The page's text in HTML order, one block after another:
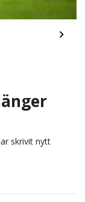
skrivit nytt